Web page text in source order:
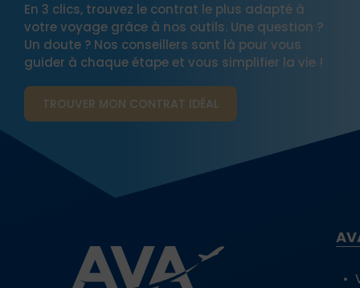
En 3 clics, trouvez le contrat le plus adapté à
votre voyage grâce à nos outils. Une question ?
Un doute ? Nos conseillers sont là pour vous
guider à chaque étape et vous simplifier la vie !
TROUVER MON CONTRAT​ IDÉAL